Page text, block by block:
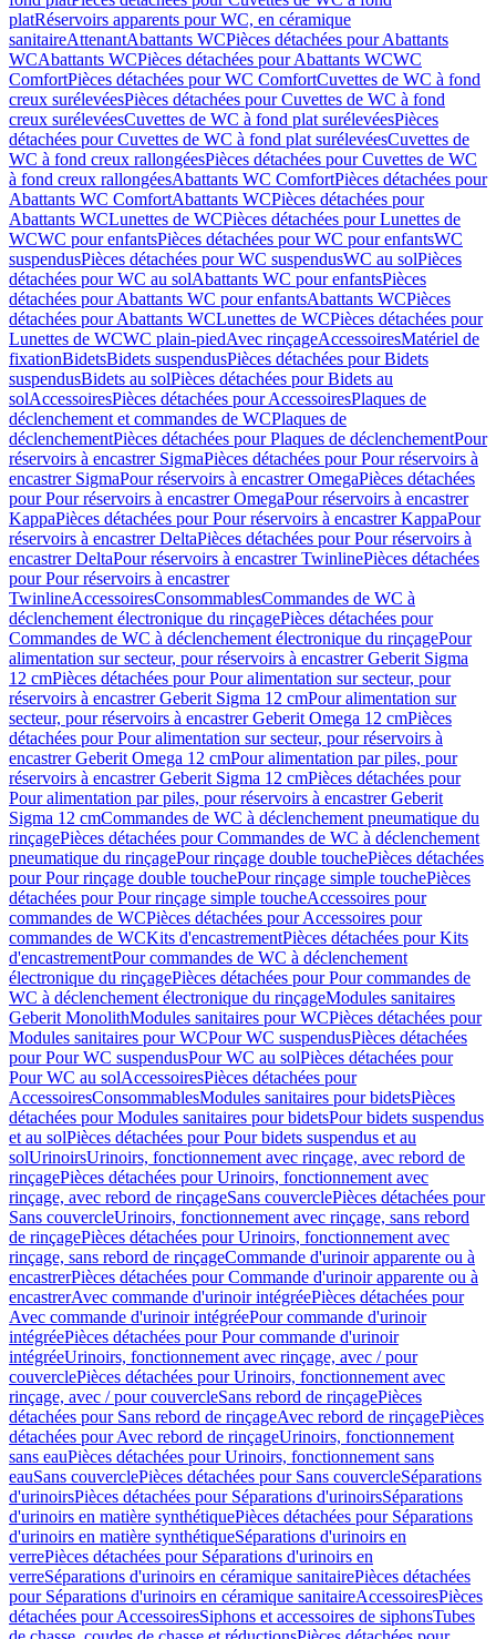
platRéservoirs apparents pour WC, en céramique
sanitaireAttenantAbattants WCPièces détachées pour Abattants
WCAbattants WCPièces détachées pour Abattants WCWC
ComfortPièces détachées pour WC ComfortCuvettes de WC à fond
creux surélevéesPièces détachées pour Cuvettes de WC à fond
creux surélevéesCuvettes de WC à fond plat surélevéesPièces
détachées pour Cuvettes de WC à fond plat surélevéesCuvettes de
WC à fond creux rallongéesPièces détachées pour Cuvettes de WC
à fond creux rallongéesAbattants WC ComfortPièces détachées pour
Abattants WC ComfortAbattants WCPièces détachées pour
Abattants WCLunettes de WCPièces détachées pour Lunettes de
WCWC pour enfantsPièces détachées pour WC pour enfantsWC
suspendusPièces détachées pour WC suspendusWC au solPièces
détachées pour WC au solAbattants WC pour enfantsPièces
détachées pour Abattants WC pour enfantsAbattants WCPièces
détachées pour Abattants WCLunettes de WCPièces détachées pour
Lunettes de WCWC plain-piedAvec rinçageAccessoiresMatériel de
fixationBidetsBidets suspendusPièces détachées pour Bidets
suspendusBidets au solPièces détachées pour Bidets au
solAccessoiresPièces détachées pour AccessoiresPlaques de
déclenchement et commandes de WCPlaques de
déclenchementPièces détachées pour Plaques de déclenchementPour
réservoirs à encastrer SigmaPièces détachées pour Pour réservoirs à
encastrer SigmaPour réservoirs à encastrer OmegaPièces détachées
pour Pour réservoirs à encastrer OmegaPour réservoirs à encastrer
KappaPièces détachées pour Pour réservoirs à encastrer KappaPour
réservoirs à encastrer DeltaPièces détachées pour Pour réservoirs à
encastrer DeltaPour réservoirs à encastrer TwinlinePièces détachées
pour Pour réservoirs à encastrer
TwinlineAccessoiresConsommablesCommandes de WC à
déclenchement électronique du rinçagePièces détachées pour
Commandes de WC à déclenchement électronique du rinçagePour
alimentation sur secteur, pour réservoirs à encastrer Geberit Sigma
12 cmPièces détachées pour Pour alimentation sur secteur, pour
réservoirs à encastrer Geberit Sigma 12 cmPour alimentation sur
secteur, pour réservoirs à encastrer Geberit Omega 12 cmPièces
détachées pour Pour alimentation sur secteur, pour réservoirs à
encastrer Geberit Omega 12 cmPour alimentation par piles, pour
réservoirs à encastrer Geberit Sigma 12 cmPièces détachées pour
Pour alimentation par piles, pour réservoirs à encastrer Geberit
Sigma 12 cmCommandes de WC à déclenchement pneumatique du
rinçagePièces détachées pour Commandes de WC à déclenchement
pneumatique du rinçagePour rinçage double touchePièces détachées
pour Pour rinçage double touchePour rinçage simple touchePièces
détachées pour Pour rinçage simple toucheAccessoires pour
commandes de WCPièces détachées pour Accessoires pour
commandes de WCKits d'encastrementPièces détachées pour Kits
d'encastrementPour commandes de WC à déclenchement
électronique du rinçagePièces détachées pour Pour commandes de
WC à déclenchement électronique du rinçageModules sanitaires
Geberit MonolithModules sanitaires pour WCPièces détachées pour
Modules sanitaires pour WCPour WC suspendusPièces détachées
pour Pour WC suspendusPour WC au solPièces détachées pour
Pour WC au solAccessoiresPièces détachées pour
AccessoiresConsommablesModules sanitaires pour bidetsPièces
détachées pour Modules sanitaires pour bidetsPour bidets suspendus
et au solPièces détachées pour Pour bidets suspendus et au
solUrinoirsUrinoirs, fonctionnement avec rinçage, avec rebord de
rinçagePièces détachées pour Urinoirs, fonctionnement avec
rinçage, avec rebord de rinçageSans couverclePièces détachées pour
Sans couvercleUrinoirs, fonctionnement avec rinçage, sans rebord
de rinçagePièces détachées pour Urinoirs, fonctionnement avec
rinçage, sans rebord de rinçageCommande d'urinoir apparente ou à
encastrerPièces détachées pour Commande d'urinoir apparente ou à
encastrerAvec commande d'urinoir intégréePièces détachées pour
Avec commande d'urinoir intégréePour commande d'urinoir
intégréePièces détachées pour Pour commande d'urinoir
intégréeUrinoirs, fonctionnement avec rinçage, avec / pour
couverclePièces détachées pour Urinoirs, fonctionnement avec
rinçage, avec / pour couvercleSans rebord de rinçagePièces
détachées pour Sans rebord de rinçageAvec rebord de rinçagePièces
détachées pour Avec rebord de rinçageUrinoirs, fonctionnement
sans eauPièces détachées pour Urinoirs, fonctionnement sans
eauSans couverclePièces détachées pour Sans couvercleSéparations
d'urinoirsPièces détachées pour Séparations d'urinoirsSéparations
d'urinoirs en matière synthétiquePièces détachées pour Séparations
d'urinoirs en matière synthétiqueSéparations d'urinoirs en
verrePièces détachées pour Séparations d'urinoirs en
verreSéparations d'urinoirs en céramique sanitairePièces détachées
pour Séparations d'urinoirs en céramique sanitaireAccessoiresPièces
détachées pour AccessoiresSiphons et accessoires de siphonsTubes